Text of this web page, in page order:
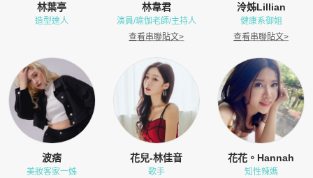
林葉亭
造型達人
林韋君
演員/瑜伽老師/主持人
查看串聯貼文>
泠姊Lillian
健康系御姐
查看串聯貼文>
波痞
美妝客家一姊
花兒-林佳音
歌手
花花。Hannah
知性辣媽